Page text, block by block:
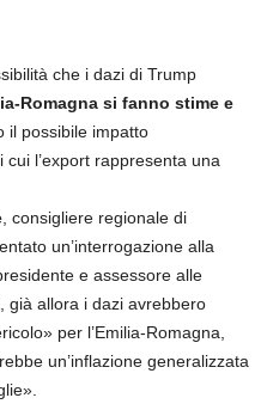
che i dazi di Trump
Romagna si fanno stime e
il possibile impatto
cui l’export rappresenta una
, consigliere regionale di
un’interrogazione alla
e assessore alle
, già allora i dazi avrebbero
per l’Emilia-Romagna,
un’inflazione generalizzata